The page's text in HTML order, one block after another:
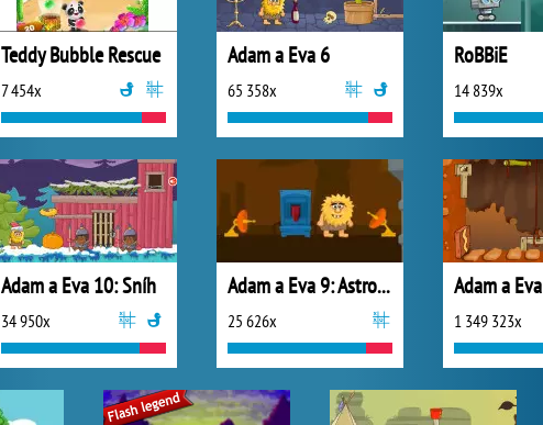
Teddy Bubble Rescue
7 454x
Adam a Eva 6
65 358x
RoBBiE
14 839x
Adam a Eva 10: Sníh
34 950x
Adam a Eva 9: Astronaut
25 626x
Adam a Eva
1 349 323x